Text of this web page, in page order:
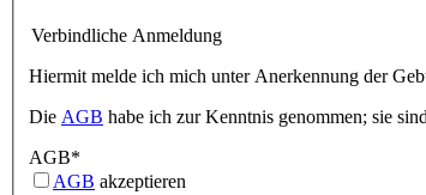
Verbindliche Anmeldung
Hiermit melde ich mich unter Anerkennung der
Die AGB habe ich zur Kenntnis genommen; sie
AGB*
AGB akzeptieren